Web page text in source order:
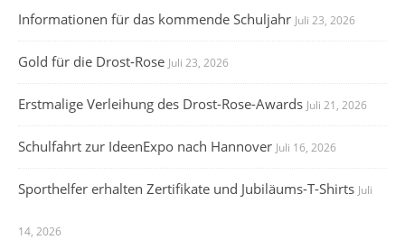
Informationen für das kommende Schuljahr Juli 23, 2026
Gold für die Drost-Rose Juli 23, 2026
Erstmalige Verleihung des Drost-Rose-Awards Juli 21, 2026
Schulfahrt zur IdeenExpo nach Hannover Juli 16, 2026
Sporthelfer erhalten Zertifikate und Jubiläums-T-Shirts Juli
14, 2026